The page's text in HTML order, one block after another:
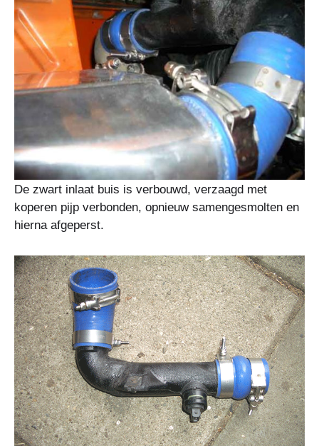
De zwart inlaat buis is verbouwd, verzaagd met
koperen pijp verbonden, opnieuw samengesmolten en
hierna afgeperst.